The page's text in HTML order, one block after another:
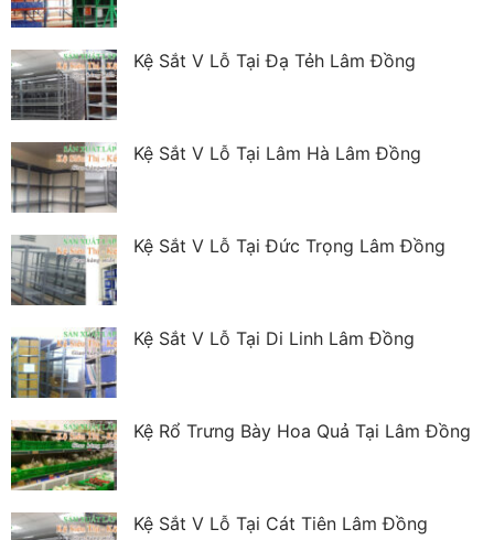
Kệ Sắt V Lỗ Tại Đạ Tẻh Lâm Đồng
Kệ Sắt V Lỗ Tại Lâm Hà Lâm Đồng
Kệ Sắt V Lỗ Tại Đức Trọng Lâm Đồng
Kệ Sắt V Lỗ Tại Di Linh Lâm Đồng
Kệ Rổ Trưng Bày Hoa Quả Tại Lâm Đồng
Kệ Sắt V Lỗ Tại Cát Tiên Lâm Đồng